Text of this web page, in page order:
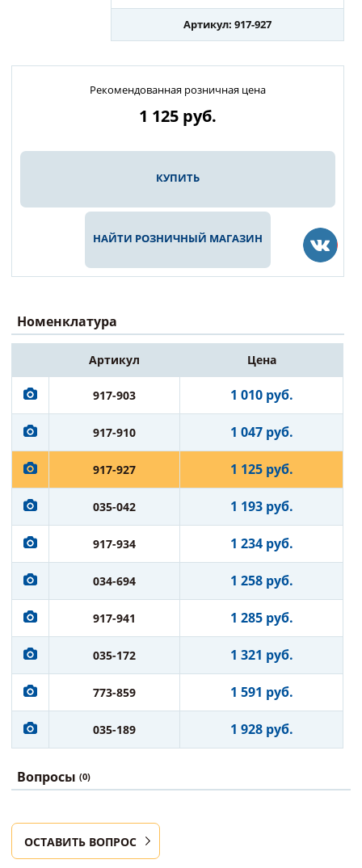
Артикул: 917-927
Рекомендованная розничная цена
1 125 руб.
КУПИТЬ
НАЙТИ РОЗНИЧНЫЙ МАГАЗИН
Номенклатура
Артикул Цена
917-903 1 010 руб.
917-910 1 047 руб.
917-927 1 125 руб.
035-042 1 193 руб.
917-934 1 234 руб.
034-694 1 258 руб.
917-941 1 285 руб.
035-172 1 321 руб.
773-859 1 591 руб.
035-189 1 928 руб.
Вопросы (0)
ОСТАВИТЬ ВОПРОС